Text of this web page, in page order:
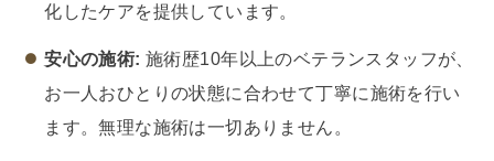
化したケアを提供しています。
安心の施術: 施術歴10年以上のベテランスタッフが、
お一人おひとりの状態に合わせて丁寧に施術を行い
ます。無理な施術は一切ありません。